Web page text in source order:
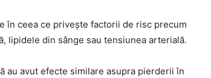
în ceea ce privește factorii de risc precum
lipidele din sânge sau tensiunea arterială.
au avut efecte similare asupra pierderii în